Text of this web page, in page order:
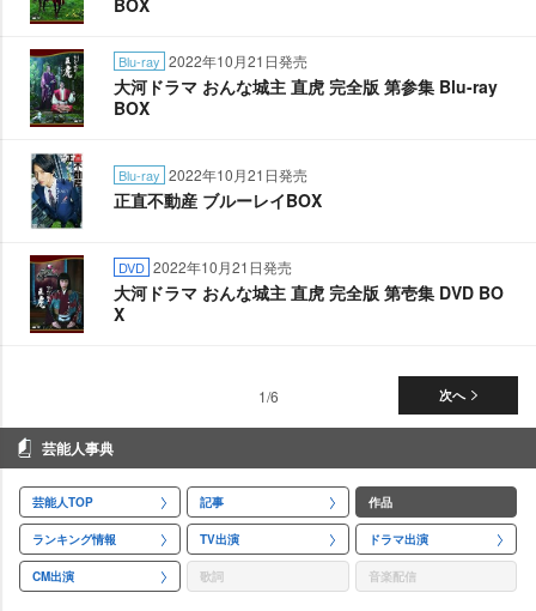
BOX
Blu-ray 2022年10月21日発売
大河ドラマ おんな城主 直虎 完全版 第参集 Blu-ray
BOX
Blu-ray 2022年10月21日発売
正直不動産 ブルーレイBOX
DVD 2022年10月21日発売
大河ドラマ おんな城主 直虎 完全版 第壱集 DVD BO
X
次へ
1/6
芸能人事典
芸能人TOP 記事 作品
ランキング情報 TV出演 ドラマ出演
CM出演 歌詞 音楽配信